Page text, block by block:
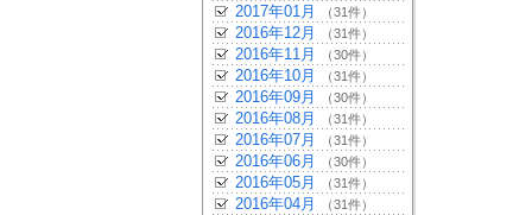
2017年01月 （31件）
2016年12月 （31件）
2016年11月 （30件）
2016年10月 （31件）
2016年09月 （30件）
2016年08月 （31件）
2016年07月 （31件）
2016年06月 （30件）
2016年05月 （31件）
2016年04月 （31件）